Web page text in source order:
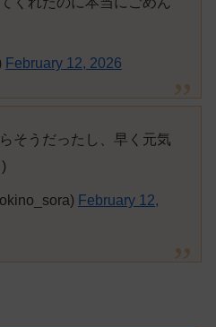
February 12, 2026
そうだったし、早く元気
February 12,